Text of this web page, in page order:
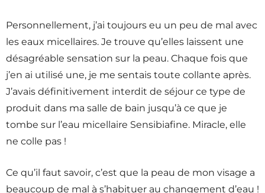
Personnellement, j’ai toujours eu un peu de mal avec
les eaux micellaires. Je trouve qu’elles laissent une
désagréable sensation sur la peau. Chaque fois que
j’en ai utilisé une, je me sentais toute collante après.
J’avais définitivement interdit de séjour ce type de
produit dans ma salle de bain jusqu’à ce que je
tombe sur l’eau micellaire Sensibiafine. Miracle, elle
ne colle pas !
Ce qu’il faut savoir, c’est que la peau de mon visage a
beaucoup de mal à s’habituer au changement d’eau !